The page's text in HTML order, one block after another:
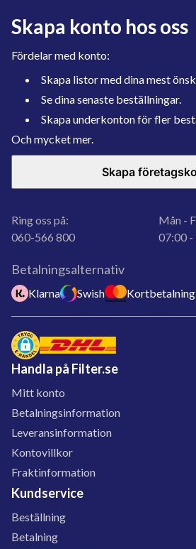
Skapa konto hos oss
Fördelar med konto:
Skapa listor med dina mest
Se dina senaste beställningar.
Skapa underkonton för fler
Och mycket mer.
Skapa
Ring oss på:
060-566 800
Mån -
07:00 -
Betalningsalternativ
Klarna Swish Kortbetalning
Handla på Filter.se
Mitt konto
Betalningsinformation
Leveransinformation
Kontovillkor
Fraktinformation
Kundservice
Beställning
Betalning